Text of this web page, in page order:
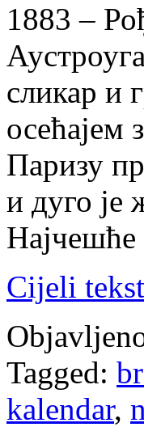
1883 –
сликар и
осећаjем
Паризу
и дуго је
Cijeli
Tagged:
kalendar,